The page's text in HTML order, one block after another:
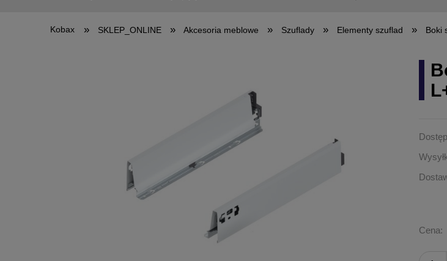
» SKLEP_ONLINE » Akcesoria meblowe » Szuflady » Elementy szuflad » Boki
Cena: